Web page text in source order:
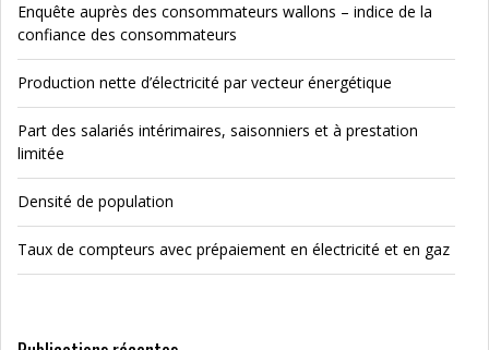
Enquête auprès des consommateurs wallons – indice de la
confiance des consommateurs
Production nette d’électricité par vecteur énergétique
Part des salariés intérimaires, saisonniers et à prestation
limitée
Densité de population
Taux de compteurs avec prépaiement en électricité et en gaz